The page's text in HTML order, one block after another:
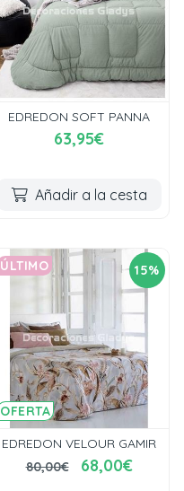
EDREDON SOFT PANNA
63,95€
Añadir a la cesta
15%
OFERTA
ÚLTIMO
EDREDON VELOUR GAMIR
80,00€
68,00€